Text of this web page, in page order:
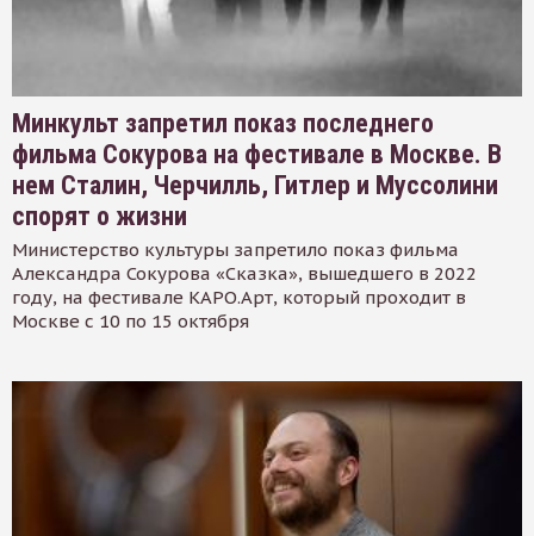
Минкульт запретил показ последнего
фильма Сокурова на фестивале в Москве. В
нем Сталин, Черчилль, Гитлер и Муссолини
спорят о жизни
Министерство культуры запретило показ фильма
Александра Сокурова «Сказка», вышедшего в 2022
году, на фестивале КАРО.Арт, который проходит в
Москве с 10 по 15 октября